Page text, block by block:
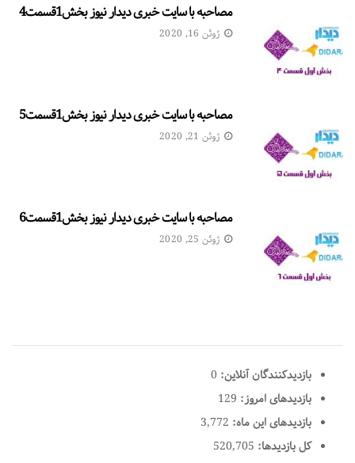
مصاحبه با سایت خبری دیدار نیوز بخش1قسمت4
ژوئن 16, 2020
مصاحبه با سایت خبری دیدار نیوز بخش1قسمت5
ژوئن 21, 2020
مصاحبه با سایت خبری دیدار نیوز بخش1قسمت6
ژوئن 25, 2020
بازدیدکنندگان آنلاین: 0
بازدیدهای امروز: 129
بازدیدهای این ماه: 3,772
کل بازدیدها: 520,705